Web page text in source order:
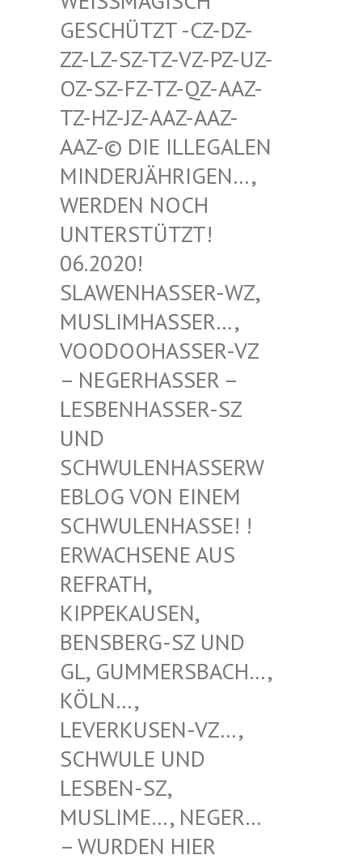
CHÜTZT -CZ-DZ-ZZ-
LZ-SZ-TZ-VZ-PZ-UZ-OZ-
SZ-FZ-TZ-QZ-AAZ-TZ-
HZ-JZ-AAZ-AAZ-AAZ
-© DIE ILLEGALEN MIN
DERJÄHRIGEN…, WER
DEN NOCH UNT
ERSTÜTZT! 06.
2020! SLA
WENHASSER-WZ, MUS
LIMHASSER…, VOO
DOOHASSER-VZ – N
EGERHASSER – LES
BENHASSER-SZ UND
SCH
WULENHASSERWEBL
OG VON EINEM SCH
WULENHASSE! ! ERW
ACHSENE AUS REF
RATH, KIP
PEKAUSEN, BEN
SBERG-SZ UND GL,
GUMMERSBACH…, KÖL
N…, LEV
ERKUSEN-VZ…, SCH
WULE UND LES
BEN-SZ, MUS
LIME…, NEGER… – W
URDEN HIER VER